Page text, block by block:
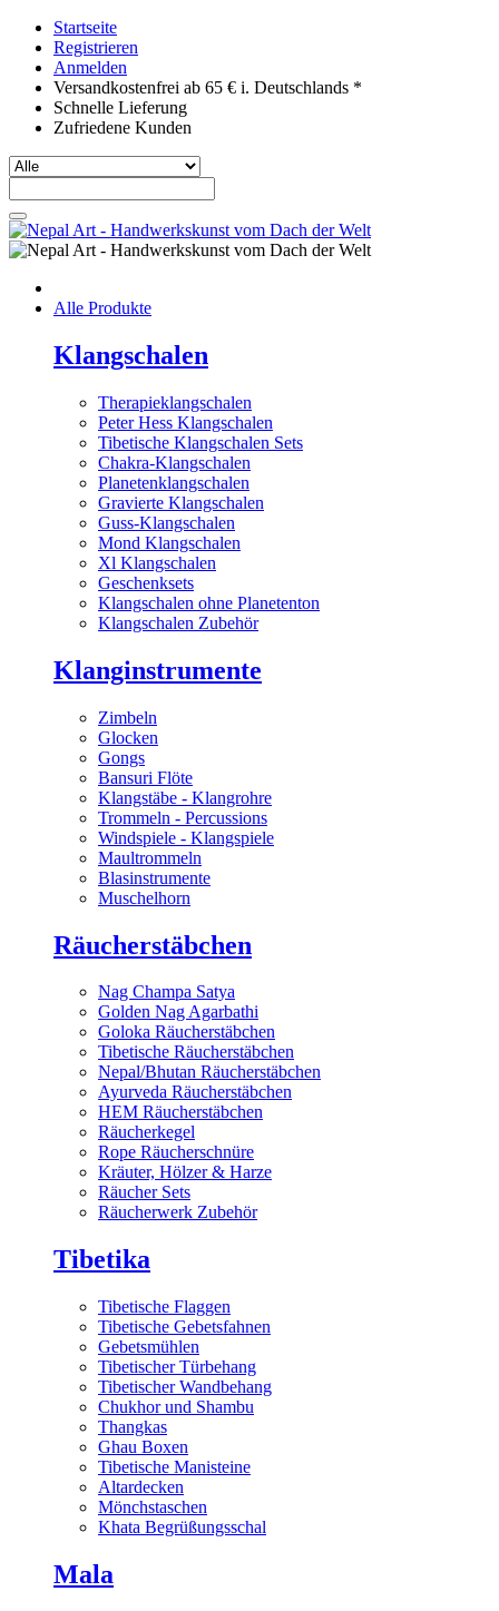
Startseite
Registrieren
Anmelden
Versandkostenfrei ab 65 € i. Deutschlands *
Schnelle Lieferung
Zufriedene Kunden
Alle Produkte
Klangschalen
Therapieklangschalen
Peter Hess Klangschalen
Tibetische Klangschalen Sets
Chakra-Klangschalen
Planetenklangschalen
Gravierte Klangschalen
Guss-Klangschalen
Mond Klangschalen
Xl Klangschalen
Geschenksets
Klangschalen ohne Planetenton
Klangschalen Zubehör
Klanginstrumente
Zimbeln
Glocken
Gongs
Bansuri Flöte
Klangstäbe - Klangrohre
Trommeln - Percussions
Windspiele - Klangspiele
Maultrommeln
Blasinstrumente
Muschelhorn
Räucherstäbchen
Nag Champa Satya
Golden Nag Agarbathi
Goloka Räucherstäbchen
Tibetische Räucherstäbchen
Nepal/Bhutan Räucherstäbchen
Ayurveda Räucherstäbchen
HEM Räucherstäbchen
Räucherkegel
Rope Räucherschnüre
Kräuter, Hölzer & Harze
Räucher Sets
Räucherwerk Zubehör
Tibetika
Tibetische Flaggen
Tibetische Gebetsfahnen
Gebetsmühlen
Tibetischer Türbehang
Tibetischer Wandbehang
Chukhor und Shambu
Thangkas
Ghau Boxen
Tibetische Manisteine
Altardecken
Mönchstaschen
Khata Begrüßungsschal
Mala